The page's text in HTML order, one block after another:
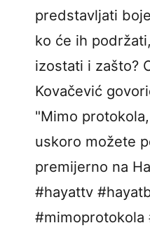
predstavljati
ko će ih
izostati i zašto?
Kovačević
"Mimo
uskoro možete
premijerno na
#hayattv
#mimoprotokola